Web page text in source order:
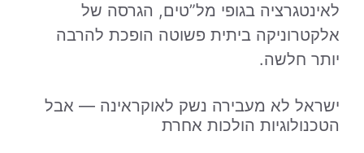
לאינטגרציה בגופי מל”טים, הגרסה של
אלקטרוניקה ביתית פשוטה הופכת להרבה
יותר חלשה.
ישראל לא מעבירה נשק לאוקראינה — אבל
הטכנולוגיות הולכות אחרת